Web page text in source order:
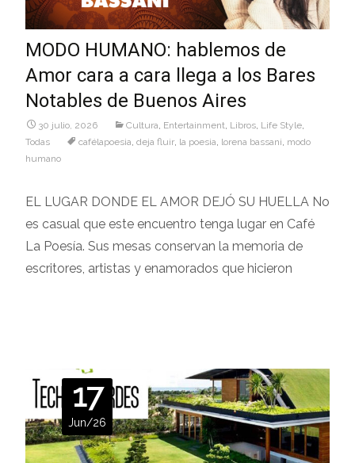
MODO HUMANO: hablemos de
Amor cara a cara llega a los Bares
Notables de Buenos Aires
30 julio, 2026 Cultura Entertainment Libros Life Style
Todas
cafélapoesia deja fluir la poesia lorena bassani modo
humano
EL LUGAR DONDE EL AMOR DEJÓ SU HUELLA No
es casual que este encuentro tenga lugar en Café
La Poesía. Sus mesas conservan la memoria de
escritores, artistas y enamorados que hicieron
17
Jun/26